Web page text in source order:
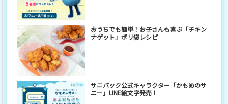
おうちでも簡単！お子さんも喜ぶ「チキン
ナゲット」ポリ袋レシピ
サニパック公式キャラクター「かもめのサ
ニー」LINE絵文字発売！